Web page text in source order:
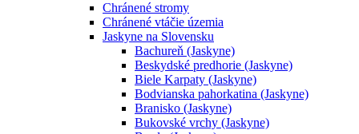
Chránené stromy
Chránené vtáčie územia
Jaskyne na Slovensku
Bachureň (Jaskyne)
Beskydské predhorie (Jaskyne)
Biele Karpaty (Jaskyne)
Bodvianska pahorkatina (Jaskyne)
Branisko (Jaskyne)
Bukovské vrchy (Jaskyne)